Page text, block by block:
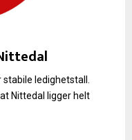
stabile ledighetstall.
Nittedal ligger helt